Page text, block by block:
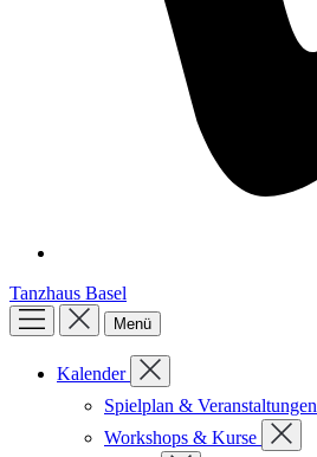
Tanzhaus Basel
Menü
Kalender
Spielplan & Veranstaltungen
Workshops & Kurse